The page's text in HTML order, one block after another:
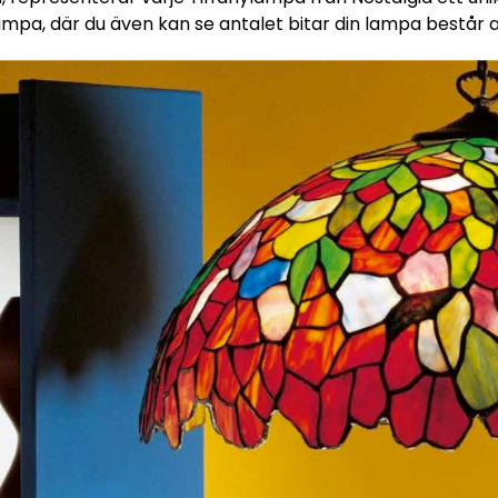
där du även kan se antalet bitar din lampa består